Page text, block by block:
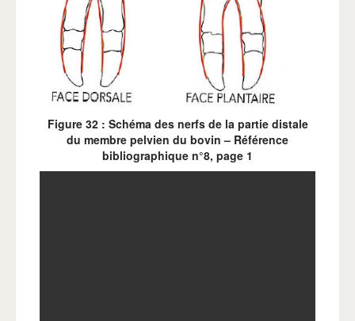
Figure 32 : Schéma des nerfs de la partie distale
du membre pelvien du bovin – Référence
bibliographique n°8, page 1